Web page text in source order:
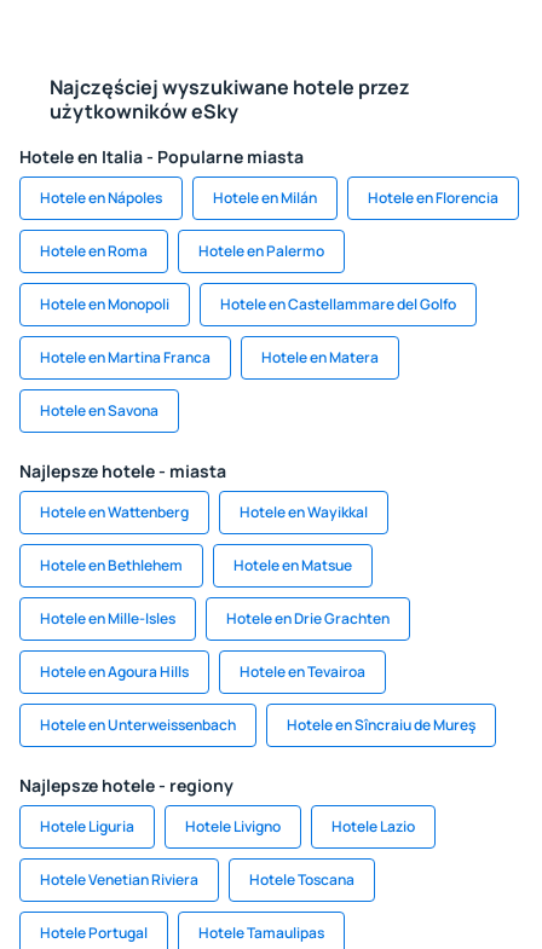
Najczęściej wyszukiwane hotele przez
użytkowników eSky
Hotele en Italia - Popularne miasta
Hotele en Nápoles Hotele en Milán Hotele en Florencia
Hotele en Roma Hotele en Palermo
Hotele en Monopoli Hotele en Castellammare del Golfo
Hotele en Martina Franca Hotele en Matera
Hotele en Savona
Najlepsze hotele - miasta
Hotele en Wattenberg Hotele en Wayikkal
Hotele en Bethlehem Hotele en Matsue
Hotele en Mille-Isles Hotele en Drie Grachten
Hotele en Agoura Hills Hotele en Tevairoa
Hotele en Unterweissenbach Hotele en Sîncraiu de Mureş
Najlepsze hotele - regiony
Hotele Liguria Hotele Livigno Hotele Lazio
Hotele Venetian Riviera Hotele Toscana
Hotele Portugal Hotele Tamaulipas